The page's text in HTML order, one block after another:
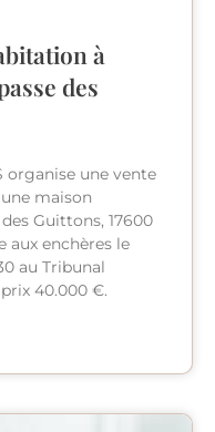
à
des
organise une vente
maison
Guittons, 17600
aux enchères le
au Tribunal
40.000 €.